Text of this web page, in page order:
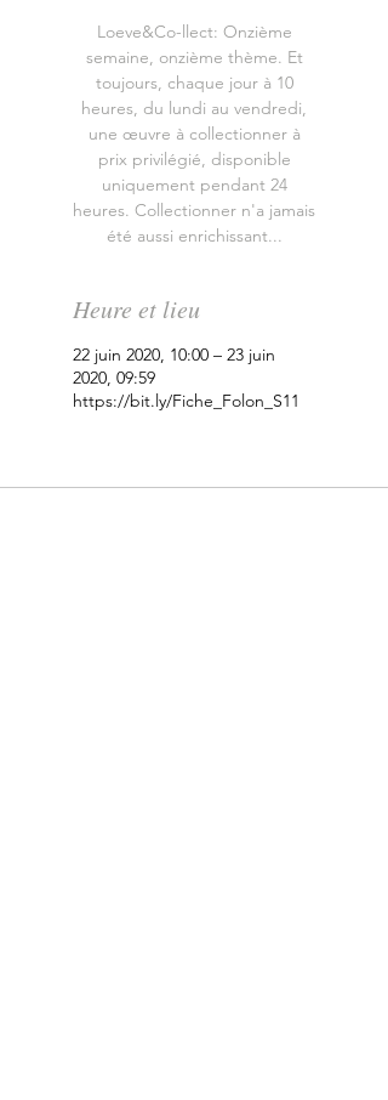
Loeve&Co-llect: Onzième
semaine, onzième thème. Et
toujours, chaque jour à 10
heures, du lundi au vendredi,
une œuvre à collectionner à
prix privilégié, disponible
uniquement pendant 24
heures. Collectionner n'a jamais
été aussi enrichissant...
Heure et lieu
22 juin 2020, 10:00 – 23 juin
2020, 09:59
https://bit.ly/Fiche_Folon_S11